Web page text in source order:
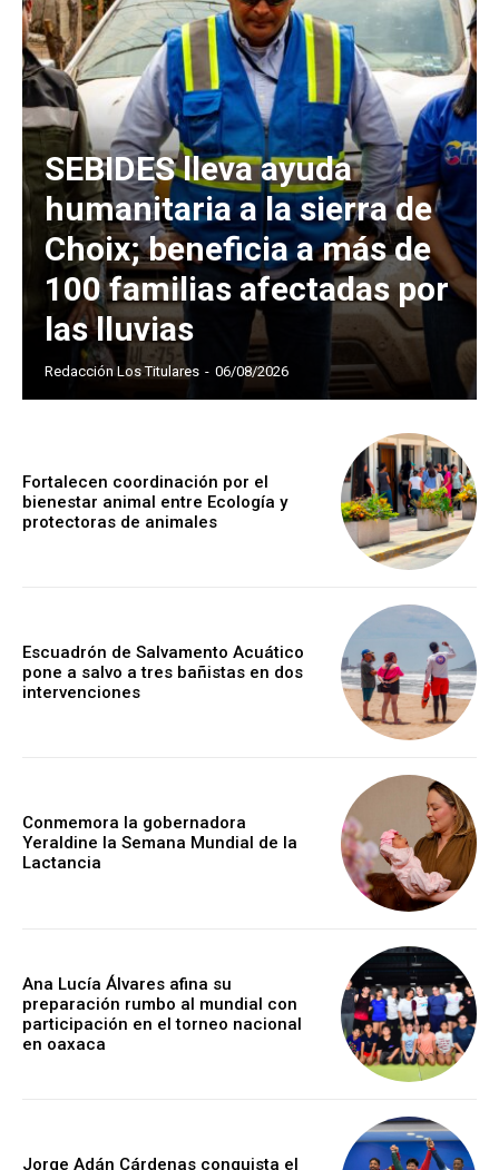
SEBIDES lleva ayuda
humanitaria a la sierra de
Choix; beneficia a más de
100 familias afectadas por
las lluvias
Redacción Los Titulares - 06/08/2026
Fortalecen coordinación por el
bienestar animal entre Ecología y
protectoras de animales
Escuadrón de Salvamento Acuático
pone a salvo a tres bañistas en dos
intervenciones
Conmemora la gobernadora
Yeraldine la Semana Mundial de la
Lactancia
Ana Lucía Álvares afina su
preparación rumbo al mundial con
participación en el torneo nacional
en oaxaca
Jorge Adán Cárdenas conquista el